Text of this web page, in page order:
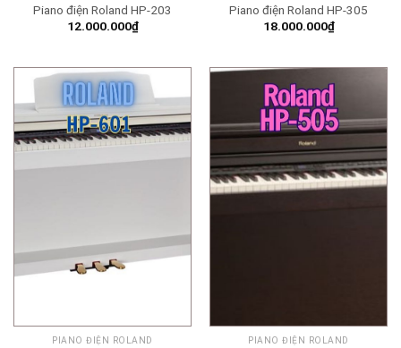
Piano điện Roland HP-203
12.000.000₫
Piano điện Roland HP-305
18.000.000₫
PIANO ĐIỆN ROLAND PIANO ĐIỆN ROLAND